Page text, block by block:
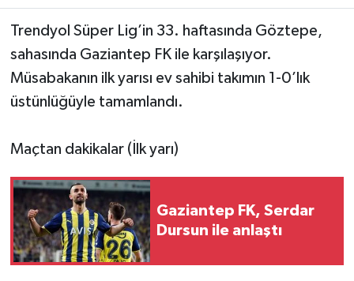
Trendyol Süper Lig’in 33. haftasında Göztepe,
sahasında Gaziantep FK ile karşılaşıyor.
Müsabakanın ilk yarısı ev sahibi takımın 1-0’lık
üstünlüğüyle tamamlandı.
Maçtan dakikalar (İlk yarı)
Gaziantep FK, Serdar
Dursun ile anlaştı
Spor
Türkiye
Video Haber
Yaşam
Yeme-İçme
Yemek